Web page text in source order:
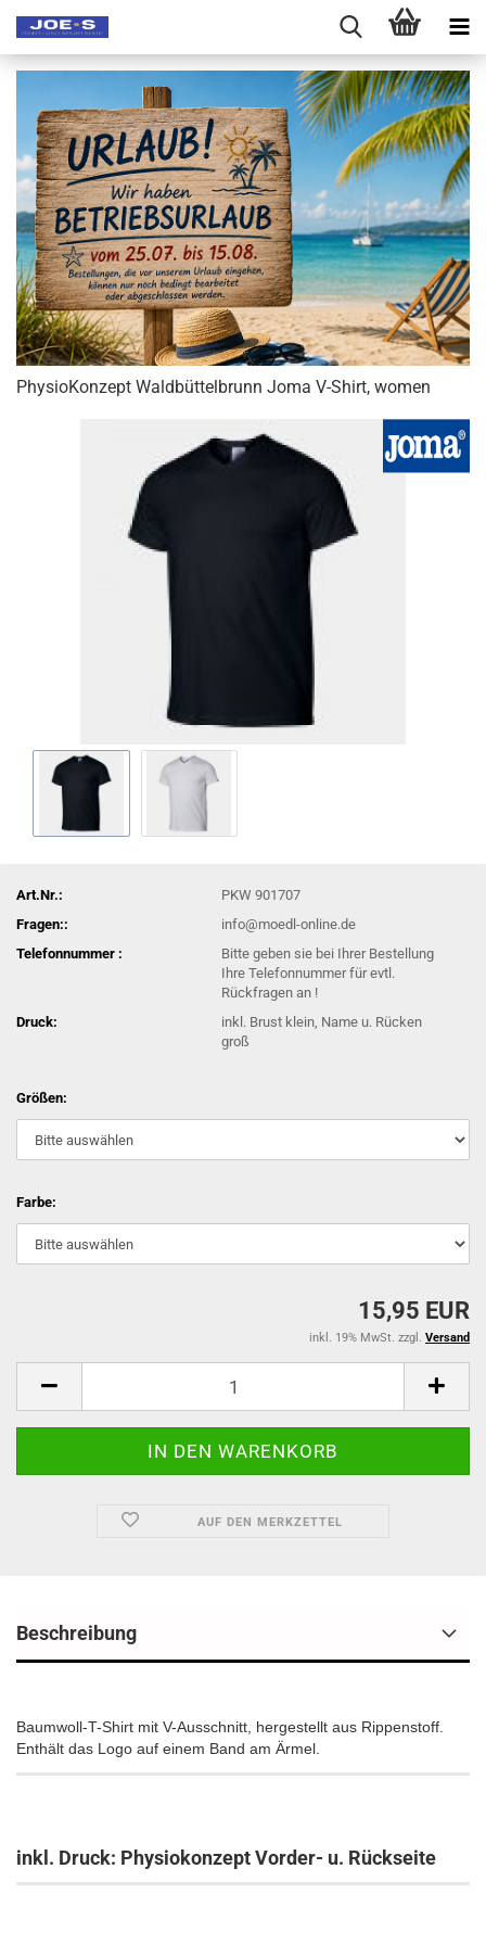
PhysioKonzept Waldbüttelbrunn Joma V-Shirt, women
Art.Nr.:
PKW 901707
Fragen::
info@moedl-online.de
Telefonnummer :
Bitte geben sie bei Ihrer Bestellung
Ihre Telefonnummer für evtl.
Rückfragen an !
Druck:
inkl. Brust klein, Name u. Rücken
groß
Größen:
Farbe:
15,95 EUR
inkl. 19% MwSt. zzgl. Versand
AUF DEN MERKZETTEL
Beschreibung
Baumwoll-T-Shirt mit V-Ausschnitt, hergestellt aus Rippenstoff.
Enthält das Logo auf einem Band am Ärmel.
inkl. Druck: Physiokonzept Vorder- u. Rückseite